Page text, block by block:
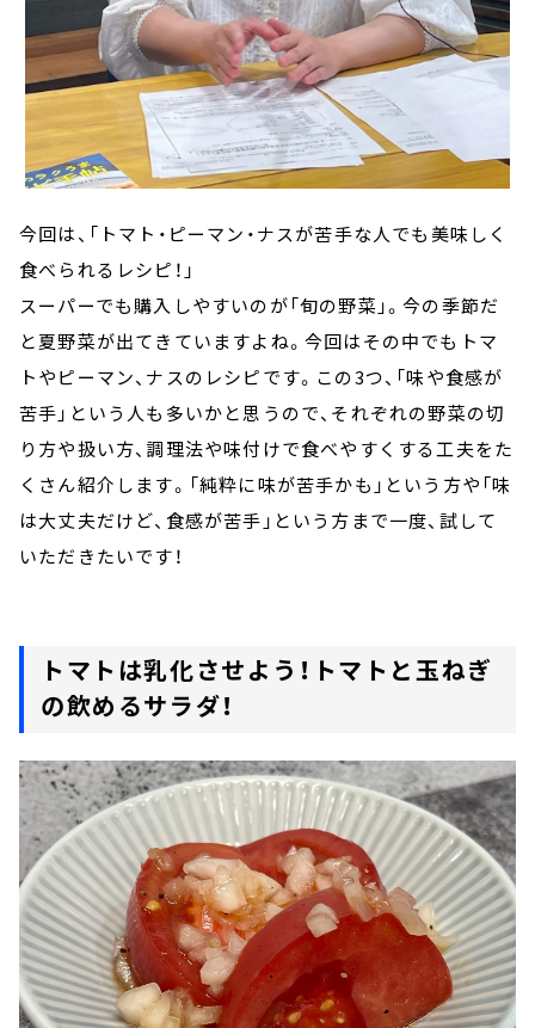
今回は、「トマト・ピーマン・ナスが苦手な人でも美味しく
食べられるレシピ！」
スーパーでも購入しやすいのが「旬の野菜」。今の季節だ
と夏野菜が出てきていますよね。今回はその中でもトマ
トやピーマン、ナスのレシピです。この3つ、「味や食感が
苦手」という人も多いかと思うので、それぞれの野菜の切
り方や扱い方、調理法や味付けで食べやすくする工夫をた
くさん紹介します。「純粋に味が苦手かも」という方や「味
は大丈夫だけど、食感が苦手」という方まで一度、試して
いただきたいです！
トマトは乳化させよう！トマトと玉ねぎ
の飲めるサラダ！